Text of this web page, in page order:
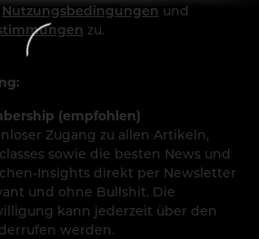
Nutzungsbedingungen und
zu.
(empfohlen)
Zugang zu allen Artikeln,
sowie die besten News und
Insights direkt per Newsletter
und ohne Bullshit. Die
kann jederzeit über den
werden.